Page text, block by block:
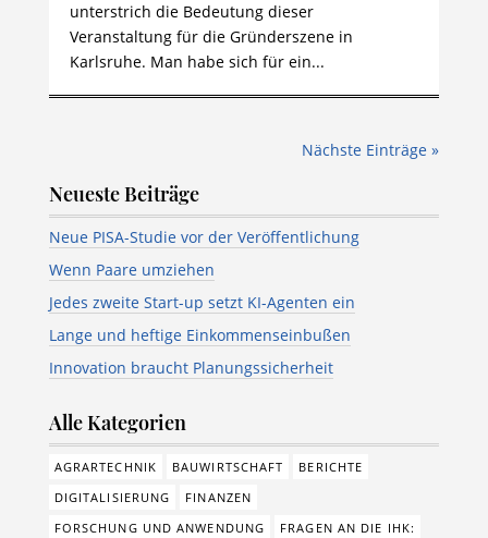
unterstrich die Bedeutung dieser
Veranstaltung für die Gründerszene in
Karlsruhe. Man habe sich für ein...
Nächste Einträge »
Neueste Beiträge
Neue PISA-Studie vor der Veröffentlichung
Wenn Paare umziehen
Jedes zweite Start-up setzt KI-Agenten ein
Lange und heftige Einkommenseinbußen
Innovation braucht Planungssicherheit
Alle Kategorien
AGRARTECHNIK BAUWIRTSCHAFT
BERICHTE
DIGITALISIERUNG
FINANZEN
FORSCHUNG UND ANWENDUNG
FRAGEN AN DIE IHK: